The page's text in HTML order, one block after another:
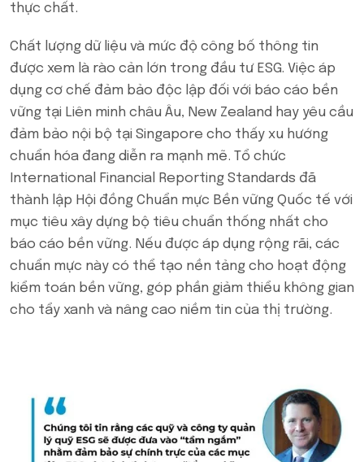
thực chất.
Chất lượng dữ liệu và mức độ công bố thông tin
được xem là rào cản lớn trong đầu tư ESG. Việc áp
dụng cơ chế đảm bảo độc lập đối với báo cáo bền
vững tại Liên minh châu Âu, New Zealand hay yêu cầu
đảm bảo nội bộ tại Singapore cho thấy xu hướng
chuẩn hóa đang diễn ra mạnh mẽ. Tổ chức
International Financial Reporting Standards đã
thành lập Hội đồng Chuẩn mực Bền vững Quốc tế với
mục tiêu xây dựng bộ tiêu chuẩn thống nhất cho
báo cáo bền vững. Nếu được áp dụng rộng rãi, các
chuẩn mực này có thể tạo nền tảng cho hoạt động
kiểm toán bền vững, góp phần giảm thiểu không gian
cho tẩy xanh và nâng cao niềm tin của thị trường.